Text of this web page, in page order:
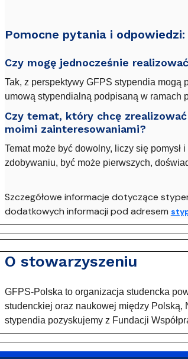
Pomocne pytania i odpowiedzi:
Czy mogę jednocześnie
Tak, z perspektywy GFPS stypendia
umową stypendialną podpisaną w ramach
Czy temat, który chcę
moimi zainteresowaniami?
Temat może być dowolny, liczy się
zdobywaniu, być może pierwszych,
Szczegółowe informacje dotyczące
dodatkowych informacji pod adresem
O stowarzyszeniu
GFPS-Polska to organizacja studencka
studenckiej oraz naukowej między
stypendia pozyskujemy z Fundacji